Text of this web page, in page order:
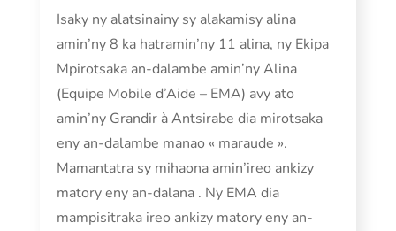
Isaky ny alatsinainy sy alakamisy alina
amin’ny 8 ka hatramin’ny 11 alina, ny Ekipa
Mpirotsaka an-dalambe amin’ny Alina
(Equipe Mobile d’Aide – EMA) avy ato
amin’ny Grandir à Antsirabe dia mirotsaka
eny an-dalambe manao « maraude ».
Mamantatra sy mihaona amin’ireo ankizy
matory eny an-dalana . Ny EMA dia
mampisitraka ireo ankizy matory eny an-